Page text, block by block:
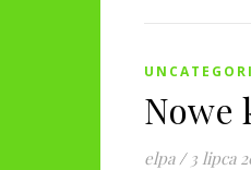
Nowe
elpa / 3 lipca